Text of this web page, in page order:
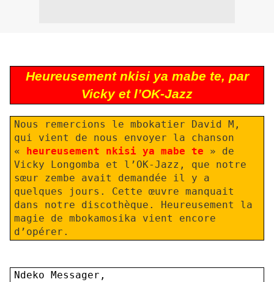
Heureusement nkisi ya mabe te, par
Vicky et l’OK-Jazz
Nous remercions le mbokatier David M,
qui vient de nous envoyer la chanson
« heureusement nkisi ya mabe te » de
Vicky Longomba et l’OK-Jazz, que notre
sœur zembe avait demandée il y a
quelques jours. Cette œuvre manquait
dans notre discothèque. Heureusement la
magie de mbokamosika vient encore
d’opérer.
Ndeko Messager,